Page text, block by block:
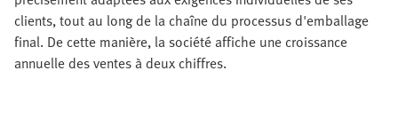
clients, tout au long de la chaîne du processus d'emballage
final. De cette manière, la société affiche une croissance
annuelle des ventes à deux chiffres.